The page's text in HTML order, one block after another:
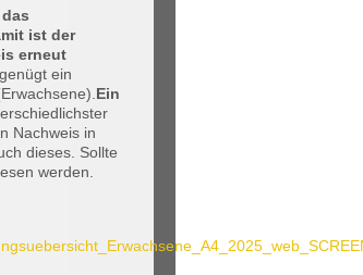
ist der
erneut
ein
Ein
Nachweis in
dieses. Sollte
werden.